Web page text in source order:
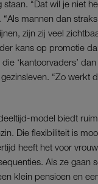
“Dat wil je niet
mannen dan
zijn zij veel
kans op promotie
‘kantoorvaders’
“Zo werkt
model biedt
Die flexibiliteit is
heeft het voor
Als ze gaan
klein pensioen en